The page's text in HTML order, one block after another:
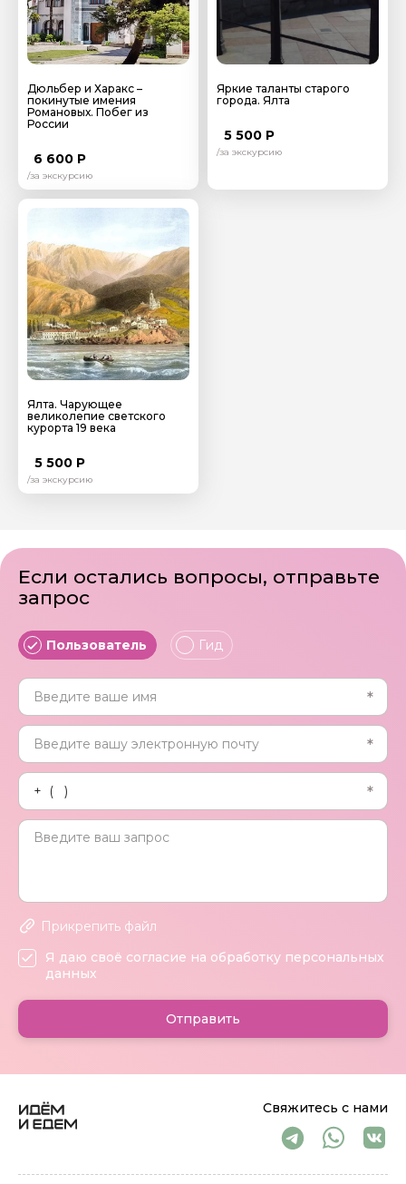
Дюльбер и Харакс –
покинутые имения
Романовых. Побег из
России
6 600 Р
/за экскурсию
Яркие таланты старого
города. Ялта
5 500 Р
/за экскурсию
Ялта. Чарующее
великолепие светского
курорта 19 века
5 500 Р
/за экскурсию
Свяжитесь с нами
Если остались вопросы, отправьте
запрос
Пользователь Гид
Прикрепить файл
Я даю своё согласие на обработку персональных
данных
Отправить